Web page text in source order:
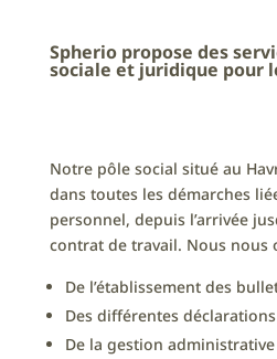
Spherio propose des
sociale et juridique pour
Notre pôle social situé au
dans toutes les démarches
personnel, depuis l’arrivée
contrat de travail. Nous nous
De l’établissement des
Des différentes
De la gestion